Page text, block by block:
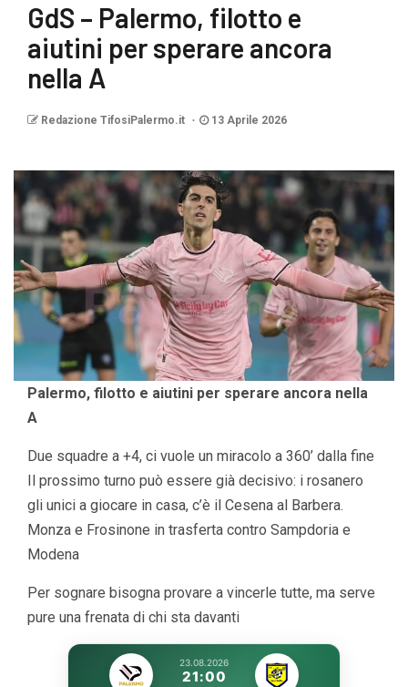
GdS – Palermo, filotto e
aiutini per sperare ancora
nella A
Redazione TifosiPalermo.it 13 Aprile 2026
Palermo, filotto e aiutini per sperare ancora nella
A
Due squadre a +4, ci vuole un miracolo a 360’ dalla fine
Il prossimo turno può essere già decisivo: i rosanero
gli unici a giocare in casa, c’è il Cesena al Barbera.
Monza e Frosinone in trasferta contro Sampdoria e
Modena
Per sognare bisogna provare a vincerle tutte, ma serve
pure una frenata di chi sta davanti
23.08.2026
21:00